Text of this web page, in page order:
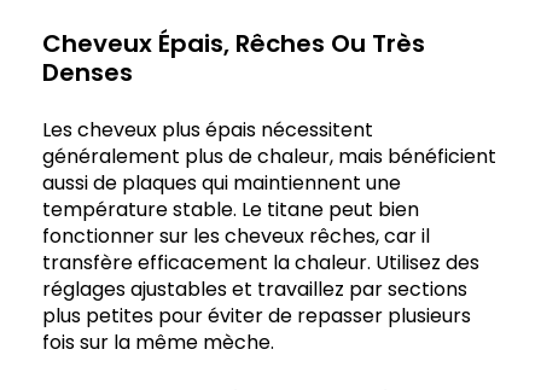
Cheveux Épais, Rêches Ou Très
Denses
Les cheveux plus épais nécessitent
généralement plus de chaleur, mais bénéficient
aussi de plaques qui maintiennent une
température stable. Le titane peut bien
fonctionner sur les cheveux rêches, car il
transfère efficacement la chaleur. Utilisez des
réglages ajustables et travaillez par sections
plus petites pour éviter de repasser plusieurs
fois sur la même mèche.